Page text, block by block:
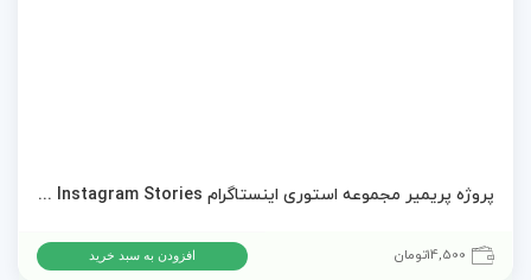
پروژه پریمیر مجموعه استوری اینستاگرام Trendy Instagram Stories
14,500تومان افزودن به سبد خرید